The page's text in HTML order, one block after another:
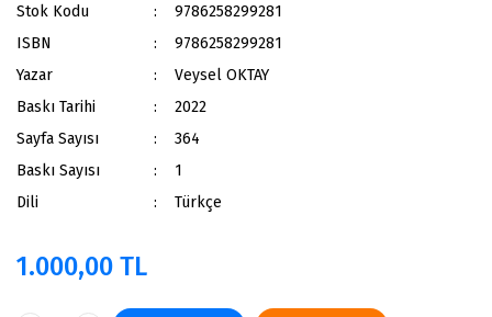
Stok Kodu
9786258299281
ISBN
9786258299281
Yazar
Veysel OKTAY
Baskı Tarihi
2022
Sayfa Sayısı
364
Baskı Sayısı
1
Dili
Türkçe
1.000,00 TL